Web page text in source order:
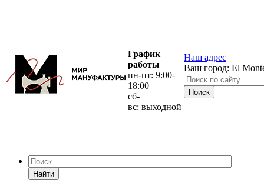
График
работы
пн-пт: 9:00-
18:00
сб-
вс: выходной
Наш адрес
Ваш город: El
Найти